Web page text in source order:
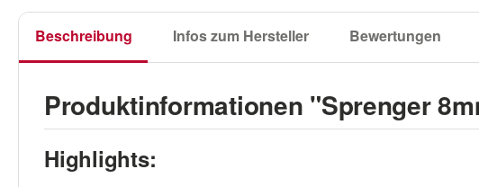
Beschreibung Infos zum Hersteller Bewertungen
Produktinformationen "Sprenger
Highlights: